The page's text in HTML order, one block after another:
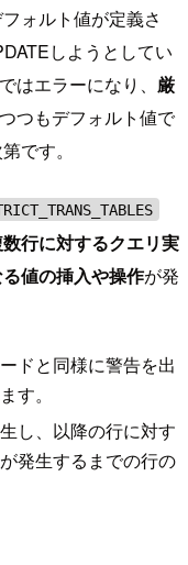
ォルト値が定義さ
しようとしてい
ではエラーになり、 厳
つもデフォルト値で
です。
行に対するクエリ実
値の挿入や操作が発
ドと同様に警告を出
す。
し、以降の行に対す
発生するまでの行の